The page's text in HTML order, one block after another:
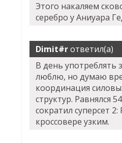
Этого накаляем
серебро у Аниуара
Dimit#rответил(а)
В день употреблять
люблю, но думаю
координация
структур. Равнялся
сократил суперсет
кроссовере узким.